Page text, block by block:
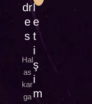
dr
e
s
Hal
as
kar
ga
l
e
t
i
ş
i
m